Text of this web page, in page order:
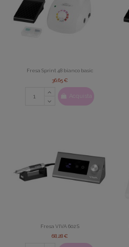
Fresa Sprint 48 bianco basic
36,65 €
Acquista
Fresa VIVA 602 S
68,28 €